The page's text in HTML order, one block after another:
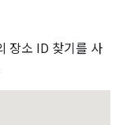
장소 ID 찾기를 사